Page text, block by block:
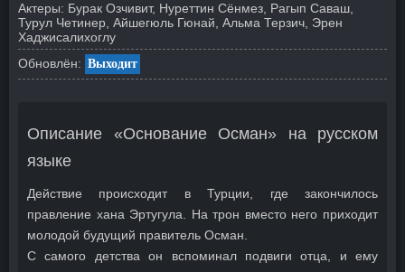
Актеры: Бурак Озчивит, Нуреттин Сёнмез, Рагып Саваш,
Турул Четинер, Айшегюль Гюнай, Альма Терзич, Эрен
Хаджисалихоглу
Обновлён: Выходит
Описание «Основание Осман» на русском
языке
Действие происходит в Турции, где закончилось
правление хана Эртугула. На трон вместо него приходит
молодой будущий правитель Осман.
С самого детства он вспоминал подвиги отца, и ему